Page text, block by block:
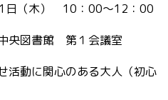
（木） 10：00～12：00
央図書館 第１会議室
動に関心のある大人（初心